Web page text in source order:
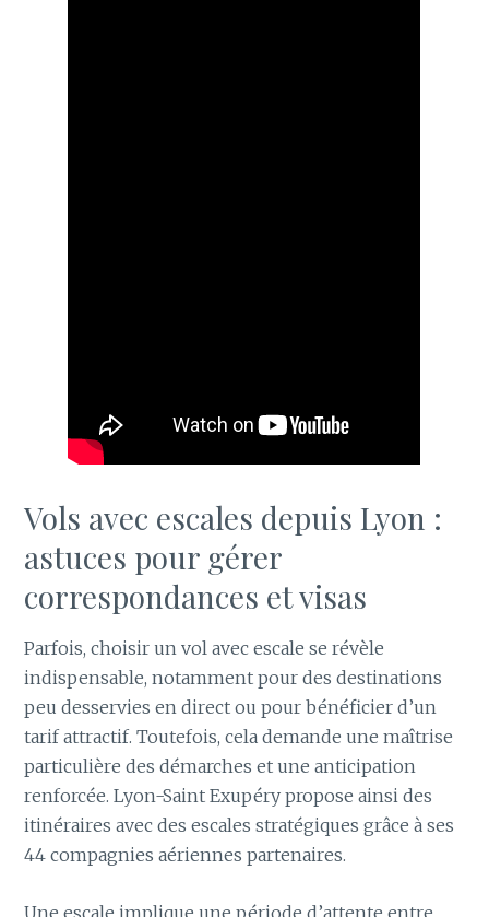
Vols avec escales depuis Lyon :
astuces pour gérer
correspondances et visas
Parfois, choisir un vol avec escale se révèle
indispensable, notamment pour des destinations
peu desservies en direct ou pour bénéficier d’un
tarif attractif. Toutefois, cela demande une maîtrise
particulière des démarches et une anticipation
renforcée. Lyon-Saint Exupéry propose ainsi des
itinéraires avec des escales stratégiques grâce à ses
44 compagnies aériennes partenaires.
Une escale implique une période d’attente entre